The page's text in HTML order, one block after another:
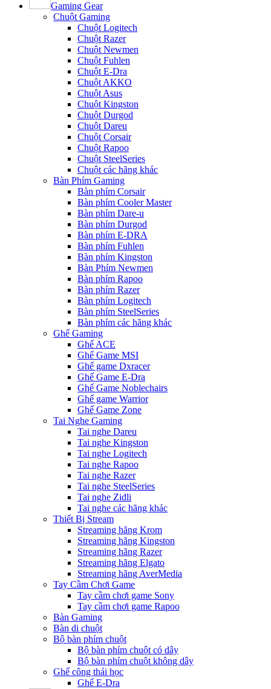
Gaming Gear
Chuột Gaming
Chuột Logitech
Chuột Razer
Chuột Newmen
Chuột Fuhlen
Chuột E-Dra
Chuột AKKO
Chuột Asus
Chuột Kingston
Chuột Durgod
Chuột Dareu
Chuột Corsair
Chuột Rapoo
Chuột SteelSeries
Chuột các hãng khác
Bàn Phím Gaming
Bàn phím Corsair
Bàn phím Cooler Master
Bàn phím Dare-u
Bàn phím Durgod
Bàn phím E-DRA
Bàn phím Fuhlen
Bàn phím Kingston
Bàn Phím Newmen
Bàn phím Rapoo
Bàn phím Razer
Bàn phím Logitech
Bàn phím SteelSeries
Bàn phím các hãng khác
Ghế Gaming
Ghế ACE
Ghế Game MSI
Ghế game Dxracer
Ghế Game E-Dra
Ghế Game Noblechairs
Ghế game Warrior
Ghế Game Zone
Tai Nghe Gaming
Tai nghe Dareu
Tai nghe Kingston
Tai nghe Logitech
Tai nghe Rapoo
Tai nghe Razer
Tai nghe SteelSeries
Tai nghe Zidli
Tai nghe các hãng khác
Thiết Bị Stream
Streaming hãng Krom
Streaming hãng Kingston
Streaming hãng Razer
Streaming hãng Elgato
Streaming hãng AverMedia
Tay Cầm Chơi Game
Tay cầm chơi game Sony
Tay cầm chơi game Rapoo
Bàn Gaming
Bàn di chuột
Bộ bàn phím chuột
Bộ bàn phím chuột có dây
Bộ bàn phím chuột không dây
Ghế công thái học
Ghế E-Dra